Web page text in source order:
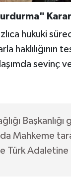
hukuki
sevinç ve
Mahkeme
Türk